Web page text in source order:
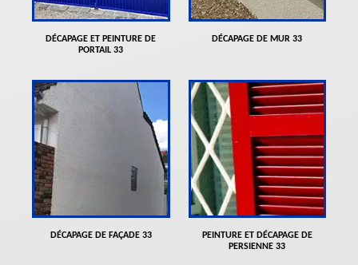
DÉCAPAGE ET PEINTURE DE
PORTAIL 33
DÉCAPAGE DE MUR 33
DÉCAPAGE DE FAÇADE 33
PEINTURE ET DÉCAPAGE DE
PERSIENNE 33